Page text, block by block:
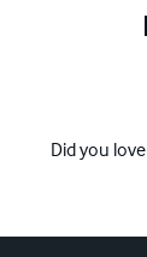
Did you